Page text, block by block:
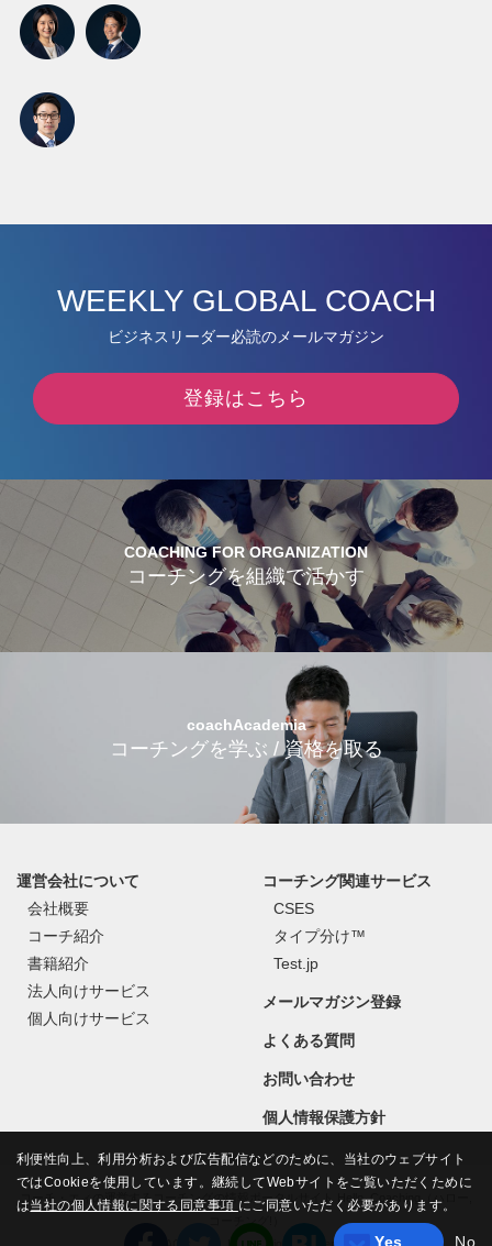
WEEKLY GLOBAL COACH
ビジネスリーダー必読のメールマガジン
登録はこちら
COACHING FOR ORGANIZATION
コーチングを組織で活かす
coachAcademia
コーチングを学ぶ / 資格を取る
運営会社について
会社概要
コーチ紹介
書籍紹介
法人向けサービス
個人向けサービス
コーチング関連サービス
CSES
タイプ分け™
Test.jp
メールマガジン登録
よくある質問
お問い合わせ
個人情報保護方針
コーチ・エィの運営するコーチングの情報ポータルサイト Hello, Coaching（ハロー,
コーチング!）
利便性向上、利用分析および広告配信などのために、当社のウェブサイト
ではCookieを使用しています。継続してWebサイトをご覧いただくために
は当社の個人情報に関する同意事項 にご同意いただく必要があります。
Yes No